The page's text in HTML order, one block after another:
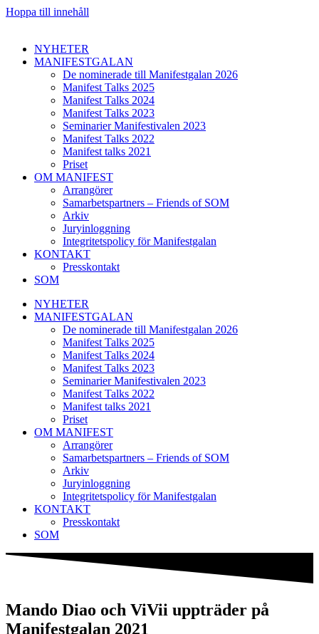
Hoppa till innehåll
NYHETER
MANIFESTGALAN
De nominerade till Manifestgalan 2026
Manifest Talks 2025
Manifest Talks 2024
Manifest Talks 2023
Seminarier Manifestivalen 2023
Manifest Talks 2022
Manifest talks 2021
Priset
OM MANIFEST
Arrangörer
Samarbetspartners – Friends of SOM
Arkiv
Juryinloggning
Integritetspolicy för Manifestgalan
KONTAKT
Presskontakt
SOM
NYHETER
MANIFESTGALAN
De nominerade till Manifestgalan 2026
Manifest Talks 2025
Manifest Talks 2024
Manifest Talks 2023
Seminarier Manifestivalen 2023
Manifest Talks 2022
Manifest talks 2021
Priset
OM MANIFEST
Arrangörer
Samarbetspartners – Friends of SOM
Arkiv
Juryinloggning
Integritetspolicy för Manifestgalan
KONTAKT
Presskontakt
SOM
Mando Diao och ViVii uppträder på
Manifestgalan 2021